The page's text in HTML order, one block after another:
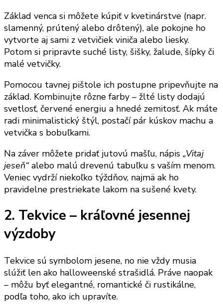
Základ venca si môžete kúpiť v kvetinárstve (napr.
slamenný, prútený alebo drôtený), ale pokojne ho
vytvorte aj sami z vetvičiek viniča alebo liesky.
Potom si pripravte suché listy, šišky, žalude, šípky či
malé vetvičky.
Pomocou tavnej pištole ich postupne pripevňujte na
základ. Kombinujte rôzne farby – žlté listy dodajú
svetlosť, červené energiu a hnedé zemitosť. Ak máte
radi minimalistický štýl, postačí pár kúskov machu a
vetvička s bobuľkami.
Na záver môžete pridať jutovú mašľu, nápis „Vitaj
jeseň“ alebo malú drevenú tabuľku s vaším menom.
Veniec vydrží niekoľko týždňov, najmä ak ho
pravidelne prestriekate lakom na sušené kvety.
2. Tekvice – kráľovné jesennej
výzdoby
Tekvice sú symbolom jesene, no nie vždy musia
slúžiť len ako halloweenské strašidlá. Práve naopak
– môžu byť elegantné, romantické či rustikálne,
podľa toho, ako ich upravíte.